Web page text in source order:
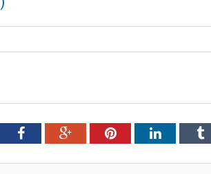
FacebookGoogle+PinterestLinkedIn